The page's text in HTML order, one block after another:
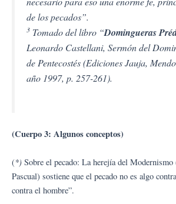
de los pecados”.
3 Tomado del libro “Domingueras
Leonardo Castellani, Sermón del
de Pentecostés (Ediciones Jauja,
año 1997, p. 257-261).
(Cuerpo 3: Algunos conceptos)
(*) Sobre el pecado: La herejía del
Pascual) sostiene que el pecado no es algo
contra el hombre”.